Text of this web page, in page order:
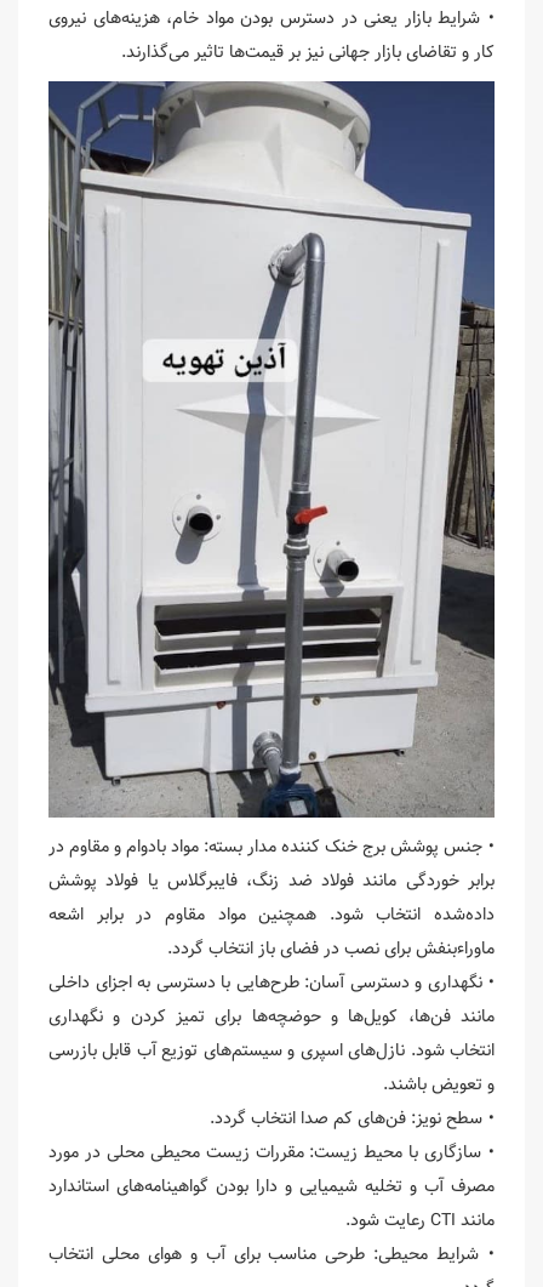
• شرایط بازار یعنی در دسترس بودن مواد خام، هزینه‌های نیروی
کار و تقاضای بازار جهانی نیز بر قیمت‌ها تاثیر می‌گذارند.
• جنس پوشش برج خنک کننده مدار بسته: مواد بادوام و مقاوم در
برابر خوردگی مانند فولاد ضد زنگ، فایبرگلاس یا فولاد پوشش
داده‌شده انتخاب شود. همچنین مواد مقاوم در برابر اشعه
ماوراءبنفش برای نصب در فضای باز انتخاب گردد.
• نگهداری و دسترسی آسان: طرح‌هایی با دسترسی به اجزای داخلی
مانند فن‌ها، کویل‌ها و حوضچه‌ها برای تمیز کردن و نگهداری
انتخاب شود. نازل‌های اسپری و سیستم‌های توزیع آب قابل بازرسی
و تعویض باشند.
• سطح نویز: فن‌های کم صدا انتخاب گردد.
• سازگاری با محیط زیست: مقررات زیست محیطی محلی در مورد
مصرف آب و تخلیه شیمیایی و دارا بودن گواهینامه‌های استاندارد
مانند CTI رعایت شود.
• شرایط محیطی: طرحی مناسب برای آب و هوای محلی انتخاب